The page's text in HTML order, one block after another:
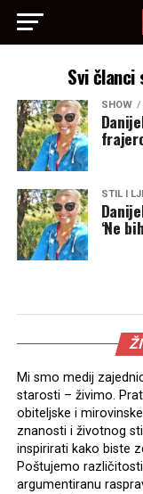
Svi članci
SHOW
STIL I
‘Ne
Mi smo medij
starosti – živimo.
obiteljske i
znanosti i životnog
inspirirati kako biste
Poštujemo
argumentiranu